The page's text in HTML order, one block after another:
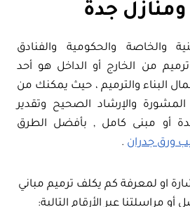
جدة
والخاصة والحكومية والفنادق
من الخارج أو الداخل هو أحد
البناء والترميم ، حيث يمكنك من
والإرشاد الصحيح وتقدير
أو مبنى كامل , بأفضل الطرق
ورق جدران .
او لمعرفة كم يكلف ترميم مباني
مراسلتنا عبر الأرقام التالية: